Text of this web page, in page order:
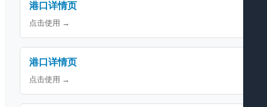
港口详情页
点击使用 →
港口详情页
点击使用 →